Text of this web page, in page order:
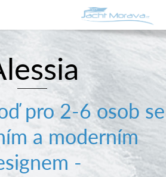
pro 2-6 osob se
a moderním
-